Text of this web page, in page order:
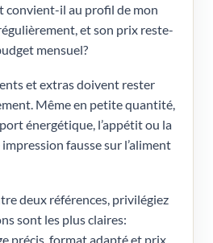
convient-il au profil de mon
et son prix reste-
mensuel?
et extras doivent rester
Même en petite quantité,
énergétique, l’appétit ou la
fausse sur l’aliment
deux références, privilégiez
sont les plus claires:
précis, format adapté et prix